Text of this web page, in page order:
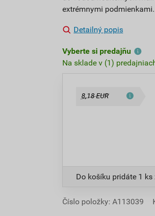
extrémnymi podmienkami.
Detailný popis
Vyberte si predajňu
Na sklade v (1)
8,18 EUR
Do košíku pridáte 1 ks
Číslo položky: A113039